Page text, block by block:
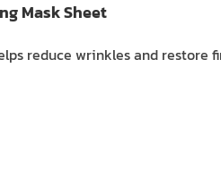
Mask Sheet
reduce wrinkles and restore